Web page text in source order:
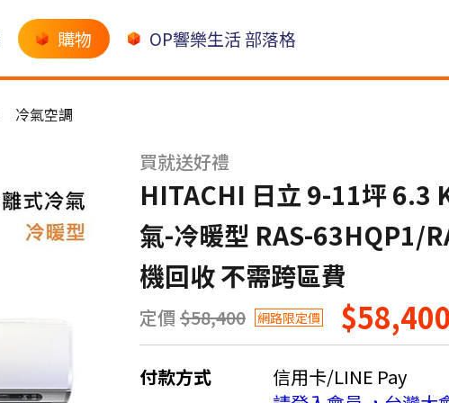
購物 OP響樂生活 部落格
冷氣空調
買就送好禮
HITACHI 日立 9-11坪 6.3
氣-冷暖型 RAS-63HQP1/
機回收 不需跨區費
定價 $58,400 網路限定價
付款方式
信用卡/LINE Pay